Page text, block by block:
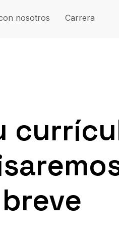
nosotros Carrera
breve